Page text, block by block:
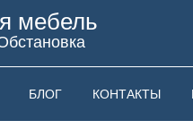
мебель
БЛОГ КОНТАКТЫ